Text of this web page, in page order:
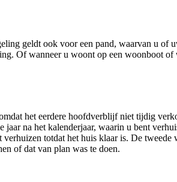
geldt ook voor een pand, waarvan u of
Of wanneer u woont op een woonboot of
het eerdere hoofdverblijf niet tijdig
na het kalenderjaar, waarin u bent
totdat het huis klaar is. De
of dat van plan was te doen.